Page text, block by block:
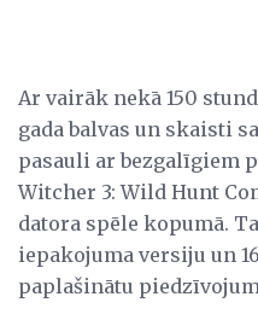
Ar vairāk nekā 150
gada balvas un skaisti
pasauli ar bezgalīgiem
Witcher 3: Wild Hunt
datora spēle kopumā.
iepakojuma versiju un
paplašinātu